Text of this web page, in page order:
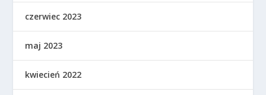
czerwiec 2023
maj 2023
kwiecień 2022